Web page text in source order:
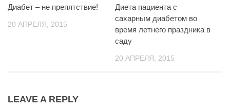
Диабет – не препятствие!
20 АПРЕЛЯ, 2015
Диета пациента с
сахарным диабетом во
время летнего праздника в
саду
20 АПРЕЛЯ, 2015
LEAVE A REPLY